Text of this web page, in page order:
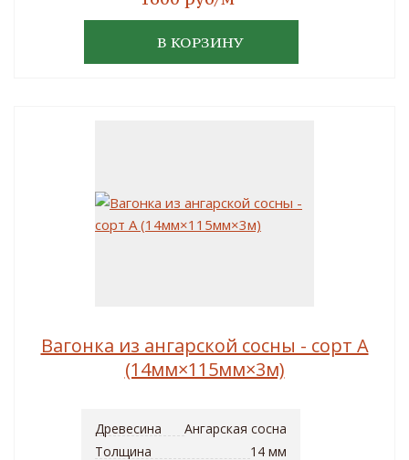
В КОРЗИНУ
Вагонка из ангарской сосны - сорт A
(14мм×115мм×3м)
Древесина
Ангарская сосна
Толщина
14 мм